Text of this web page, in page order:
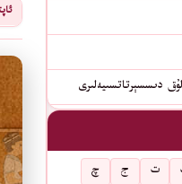
دىسسېرتاتسىيەلىرى
ت ج
چ